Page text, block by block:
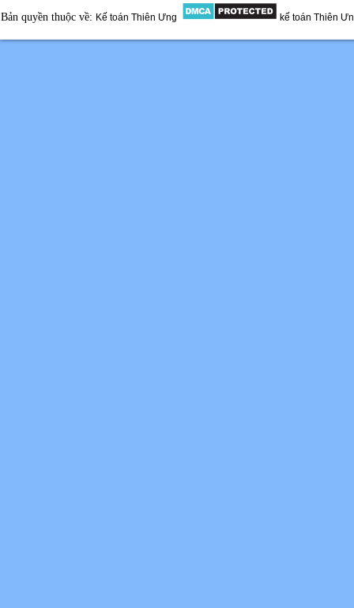
Bản quyền thuộc về: Kế toán Thiên Ưng kế toán Thiên